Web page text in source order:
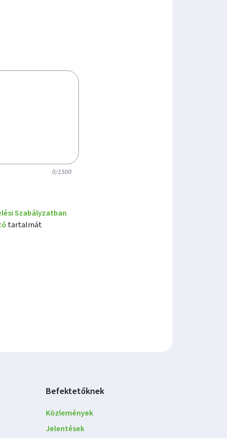
0/1500
Szabályzatban
tartalmát
Befektetőknek
Közlemények
Jelentések